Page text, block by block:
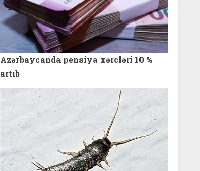
Azərbaycanda pensiya xərcləri 10 %
artıb